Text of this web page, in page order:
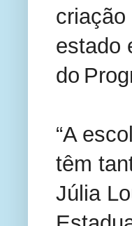
estado
do
“A
têm
Júlia